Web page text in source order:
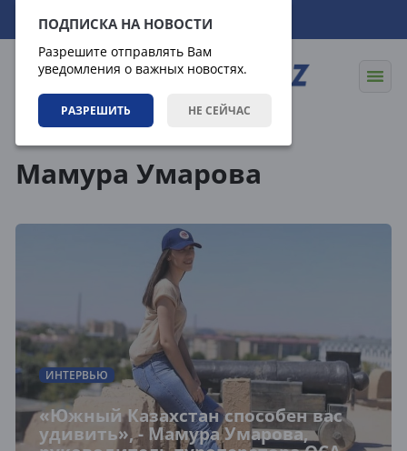
ПОДПИСКА НА НОВОСТИ
Разрешите отправлять Вам
уведомления о важных новостях.
РАЗРЕШИТЬ НЕ СЕЙЧАС
07.08.2026 10:44:13
Мамура Умарова
ИНТЕРВЬЮ
«Южный Казахстан способен вас
удивить», - Мамура Умарова,